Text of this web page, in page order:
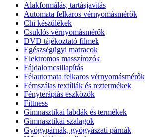
Alakformálás, tartásjavítás
Automata felkaros vérnyomásmérők
Chi készülékek
Csuklós vérnyomásmérők
DVD tájékoztató filmek
Egészségügyi matracok
Elektromos masszírozók
Fájdalomcsillapítás
Félautomata felkaros vérnyomásmérők
Fémszálas textíliák és reztermékek
Fényterápiás eszközök
Fittness
Gimnasztikai labdák és termékek
Gimnasztikai szalagok
Gyógypárnák, gyógyászati párnák